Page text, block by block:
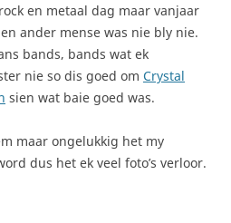
en metaal dag maar vanjaar
ander mense was nie bly nie.
bands, bands wat ek
nie so dis goed om Crystal
sien wat baie goed was.
maar ongelukkig het my
dus het ek veel foto’s verloor.